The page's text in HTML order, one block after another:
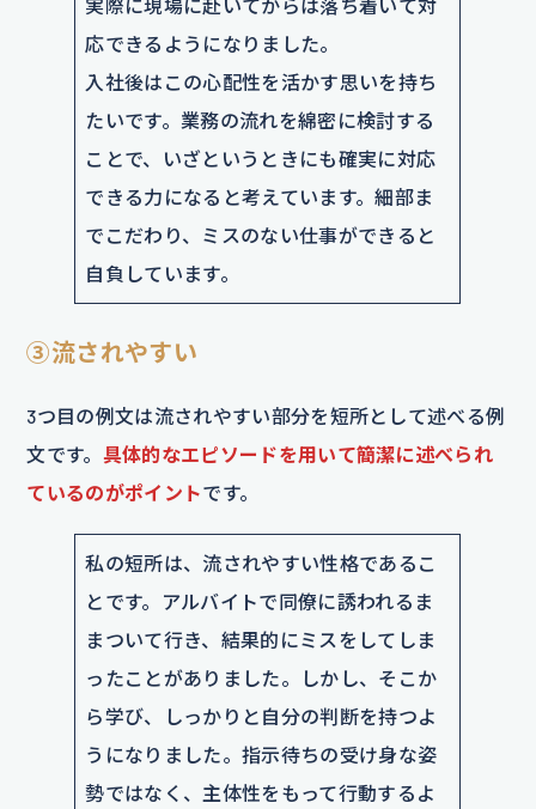
実際に現場に赴いてからは落ち着いて対
応できるようになりました。
入社後はこの心配性を活かす思いを持ち
たいです。業務の流れを綿密に検討する
ことで、いざというときにも確実に対応
できる力になると考えています。細部ま
でこだわり、ミスのない仕事ができると
自負しています。
③流されやすい
3つ目の例文は流されやすい部分を短所として述べる例
文です。 具体的なエピソードを用いて簡潔に述べられ
ているのがポイントです。
私の短所は、流されやすい性格であるこ
とです。アルバイトで同僚に誘われるま
まついて行き、結果的にミスをしてしま
ったことがありました。しかし、そこか
ら学び、しっかりと自分の判断を持つよ
うになりました。指示待ちの受け身な姿
勢ではなく、主体性をもって行動するよ